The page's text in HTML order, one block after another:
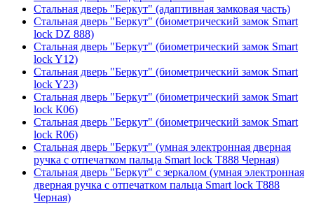
Стальная дверь "Беркут" (адаптивная замковая часть)
Стальная дверь "Беркут" (биометрический замок Smart
lock DZ 888)
Стальная дверь "Беркут" (биометрический замок Smart
lock Y12)
Стальная дверь "Беркут" (биометрический замок Smart
lock Y23)
Стальная дверь "Беркут" (биометрический замок Smart
lock К06)
Стальная дверь "Беркут" (биометрический замок Smart
lock R06)
Стальная дверь "Беркут" (умная электронная дверная
ручка с отпечатком пальца Smart lock T888 Черная)
Стальная дверь "Беркут" с зеркалом (умная электронная
дверная ручка с отпечатком пальца Smart lock T888
Черная)